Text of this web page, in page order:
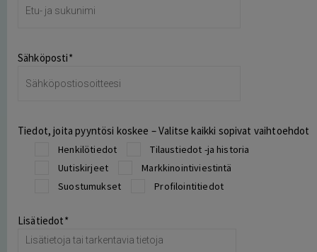
Sähköposti*
Tiedot, joita pyyntösi koskee – Valitse kaikki sopivat vaihtoehdot
Henkilötiedot
Tilaustiedot -ja historia
Uutiskirjeet
Markkinointiviestintä
Suostumukset
Profilointitiedot
Lisätiedot*